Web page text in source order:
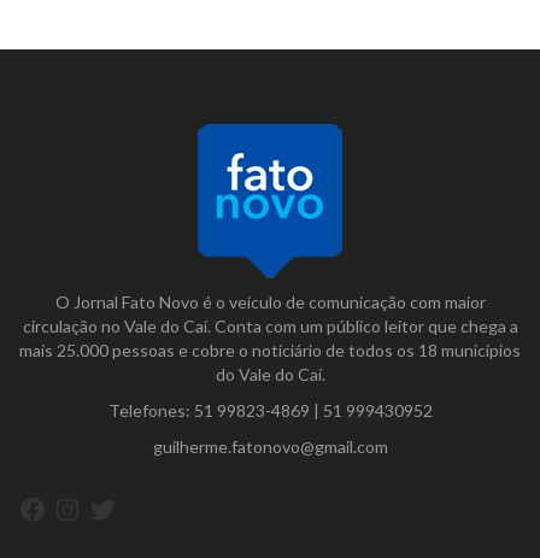
O Jornal Fato Novo é o veículo de comunicação com maior
circulação no Vale do Caí. Conta com um público leitor que chega a
mais 25.000 pessoas e cobre o noticiário de todos os 18 municípios
do Vale do Caí.
Telefones: 51 99823-4869 | 51 999430952
guilherme.fatonovo@gmail.com